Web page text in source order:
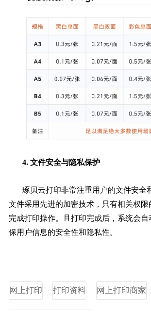
4. 文件安全与隐私保护
琢贝云打印非常注重用户的文件安全
文件采用先进的加密技术，只有相关权
完成打印操作。且打印完成后，系统会自
保用户信息的安全性和隐私性。
网上打印 打印资料 网上打印商家